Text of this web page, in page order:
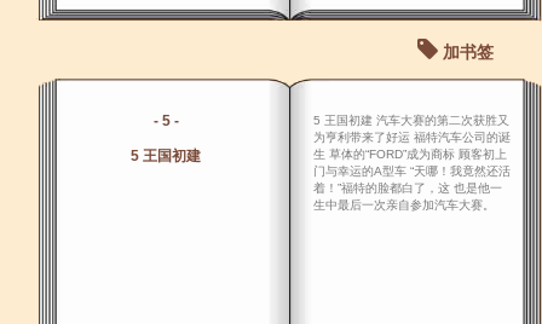
加书签
- 5 -
5 王国初建
5 王国初建 汽车大赛的第二次获胜又
为亨利带来了好运 福特汽车公司的诞
生 草体的“FORD”成为商标 顾客初上
门与幸运的A型车 “天哪！我竟然还活
着！”福特的脸都白了，这 也是他一
生中最后一次亲自参加汽车大赛。